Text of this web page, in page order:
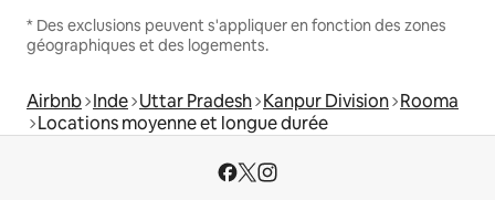
* Des exclusions peuvent s'appliquer en fonction des zones
géographiques et des logements.
Airbnb Inde Uttar Pradesh Kanpur Division Rooma
Locations moyenne et longue durée